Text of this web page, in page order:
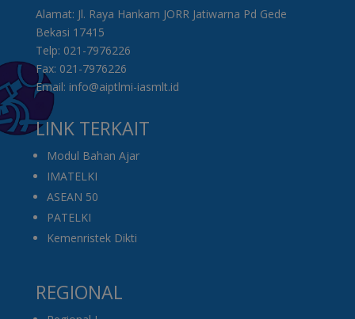
Alamat: Jl. Raya Hankam JORR Jatiwarna Pd Gede
Bekasi 17415
Telp: 021-7976226
Fax: 021-7976226
Email: info@aiptlmi-iasmlt.id
LINK TERKAIT
Modul Bahan Ajar
IMATELKI
ASEAN 50
PATELKI
Kemenristek Dikti
REGIONAL